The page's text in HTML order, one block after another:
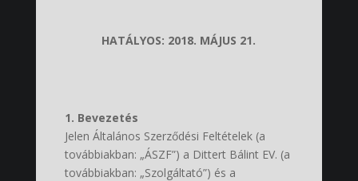
HATÁLYOS: 2018. MÁJUS 21.
1. Bevezetés
Jelen Általános Szerződési Feltételek (a
továbbiakban: „ÁSZF”) a Dittert Bálint EV. (a
továbbiakban: „Szolgáltató”) és a